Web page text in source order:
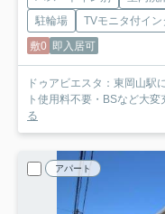
駐輪場
TVモニタ付イン
敷0 即入居可
ドゥアビエスタ：東岡山駅
ト使用料不要・BSなど大
る
アパート